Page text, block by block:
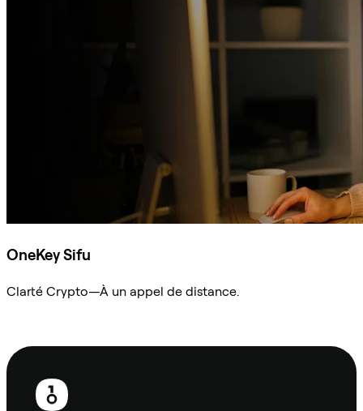
OneKey Sifu
Clarté Crypto—À un appel de distance.
Pied